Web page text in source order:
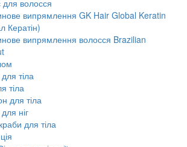
для волосся
випрямлення GK Hair Global Keratin
Кератін)
випрямлення волосся Brazilian
тіла
тіла
для тіла
ніг
для тіла